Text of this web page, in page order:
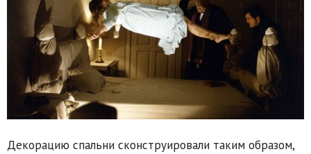
Декорацию спальни сконструировали таким образом,